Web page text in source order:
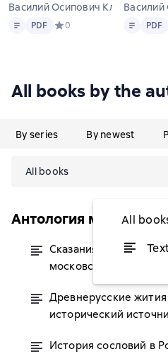
Василий Осипович Ключевский
Text PDF
PDF Средний рейтинг 0 на
0
Василий
Text PDF
PDF
All books by the
By series By newest
All books
All
Антология мысли
Сказания
московском
Древнерусские жития
исторический
История сословий в